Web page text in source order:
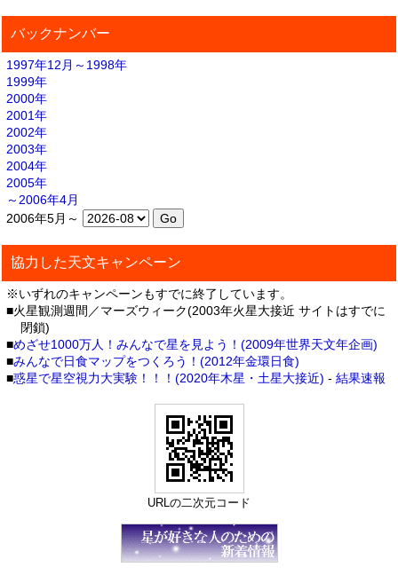
バックナンバー
1997年12月～1998年
1999年
2000年
2001年
2002年
2003年
2004年
2005年
～2006年4月
2006年5月～
協力した天文キャンペーン
※いずれのキャンペーンもすでに終了しています。
■火星観測週間／マーズウィーク(2003年火星大接近 サイトはすでに
閉鎖)
■めざせ1000万人！みんなで星を見よう！(2009年世界天文年企画)
■みんなで日食マップをつくろう！(2012年金環日食)
■惑星で星空視力大実験！！！(2020年木星・土星大接近) - 結果速報
URLの二次元コード